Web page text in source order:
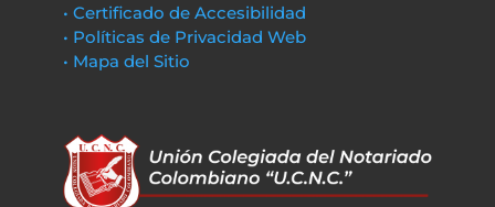
• Certificado de Accesibilidad
• Políticas de Privacidad Web
• Mapa del Sitio